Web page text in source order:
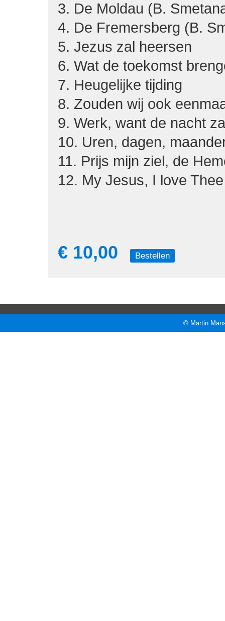
3. De Moldau (B.
4. De Fremersberg (B.
5. Jezus zal heersen
6. Wat de toekomst
7. Heugelijke tijding
8. Zouden wij ook
9. Werk, want de nacht
10. Uren, dagen,
11. Prijs mijn ziel, de
12. My Jesus, I love Thee
€ 10,00 Bestellen
© Martin